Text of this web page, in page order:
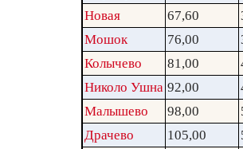
Новая
67,60
Мошок
76,00
Колычево
81,00
Николо Ушна 92,00
Малышево
98,00
Драчево
105,00